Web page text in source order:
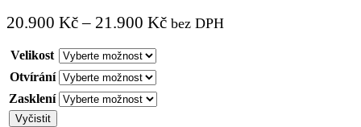
20.900 Kč– 21.900 Kč bez DPH
Velikost
Otvírání
Zasklení
Vyčistit